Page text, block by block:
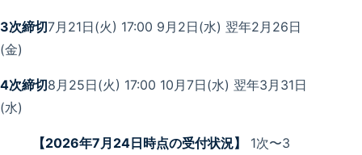
3次締切7月21日(火) 17:00 9月2日(水) 翌年2月26日
(金)
4次締切8月25日(火) 17:00 10月7日(水) 翌年3月31日
(水)
【2026年7月24日時点の受付状況】
1次〜3